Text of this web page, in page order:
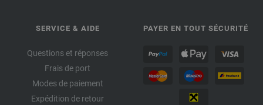
SERVICE & AIDE
Questions et réponses
Frais de port
Modes de paiement
Expédition de retour
PAYER EN TOUT SÉCURITÉ